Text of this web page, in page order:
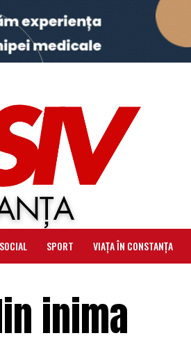
SOCIAL SPORT VIAȚA ÎN CONSTANȚA
inima